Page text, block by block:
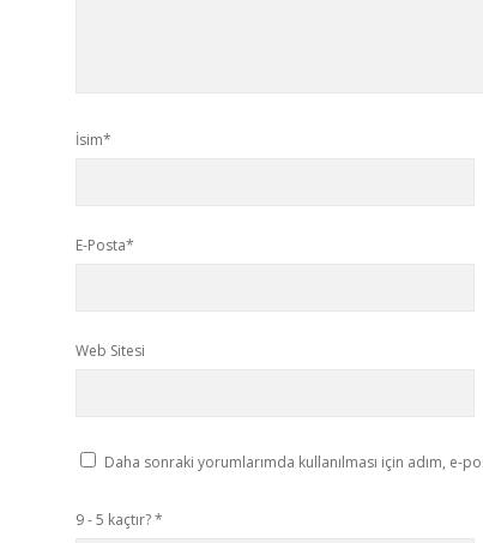
İsim*
E-Posta*
Web Sitesi
Daha sonraki yorumlarımda kullanılması için adım, e-
9 - 5 kaçtır?*